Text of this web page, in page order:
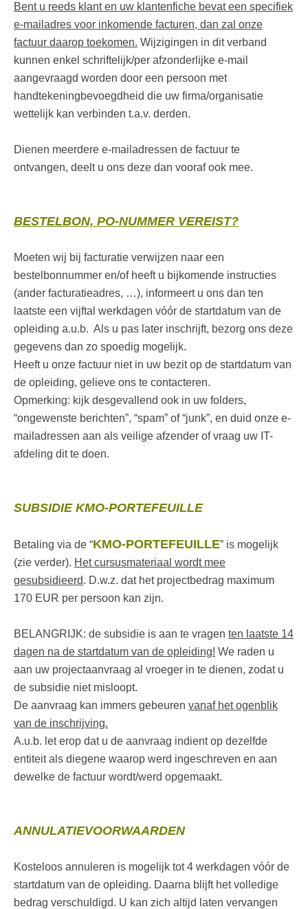
Bent u reeds klant en uw klantenfiche bevat een specifiek
e-mailadres voor inkomende facturen, dan zal onze
factuur daarop toekomen. Wijzigingen in dit verband
kunnen enkel schriftelijk/per afzonderlijke e-mail
aangevraagd worden door een persoon met
handtekeningbevoegdheid die uw firma/organisatie
wettelijk kan verbinden t.a.v. derden.
Dienen meerdere e-mailadressen de factuur te
ontvangen, deelt u ons deze dan vooraf ook mee.
BESTELBON, PO-NUMMER VEREIST?
Moeten wij bij facturatie verwijzen naar een
bestelbonnummer en/of heeft u bijkomende instructies
(ander facturatieadres, …), informeert u ons dan ten
laatste een vijftal werkdagen vóór de startdatum van de
opleiding a.u.b. Als u pas later inschrijft, bezorg ons deze
gegevens dan zo spoedig mogelijk.
Heeft u onze factuur niet in uw bezit op de startdatum van
de opleiding, gelieve ons te contacteren.
Opmerking: kijk desgevallend ook in uw folders,
“ongewenste berichten”, “spam” of “junk”, en duid onze e-
mailadressen aan als veilige afzender of vraag uw IT-
afdeling dit te doen.
SUBSIDIE KMO-PORTEFEUILLE
Betaling via de “KMO-PORTEFEUILLE” is mogelijk
(zie verder). Het cursusmateriaal wordt mee
gesubsidieerd. D.w.z. dat het projectbedrag maximum
170 EUR per persoon kan zijn.
BELANGRIJK: de subsidie is aan te vragen ten laatste 14
dagen na de startdatum van de opleiding! We raden u
aan uw projectaanvraag al vroeger in te dienen, zodat u
de subsidie niet misloopt.
De aanvraag kan immers gebeuren vanaf het ogenblik
van de inschrijving.
A.u.b. let erop dat u de aanvraag indient op dezelfde
entiteit als diegene waarop werd ingeschreven en aan
dewelke de factuur wordt/werd opgemaakt.
ANNULATIEVOORWAARDEN
Kosteloos annuleren is mogelijk tot 4 werkdagen vóór de
startdatum van de opleiding. Daarna blijft het volledige
bedrag verschuldigd. U kan zich altijd laten vervangen